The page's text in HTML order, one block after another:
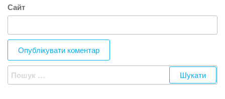
Сайт
Пошук: